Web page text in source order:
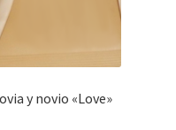
y novio «Love»